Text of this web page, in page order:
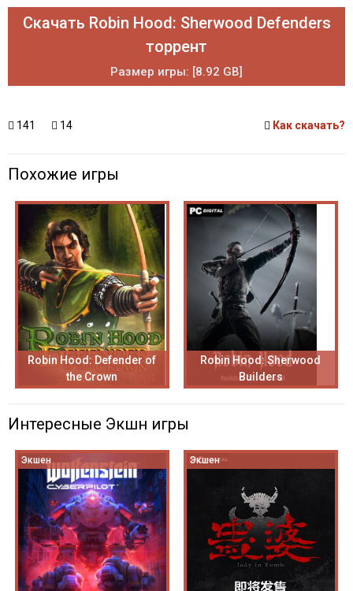
Скачать Robin Hood: Sherwood Defenders
торрент
Размер игры: [8.92 GB]
141 14 Как скачать?
Похожие игры
Robin Hood: Defender of
the Crown
Robin Hood: Sherwood
Builders
Интересные Экшн игры
Экшен Экшен